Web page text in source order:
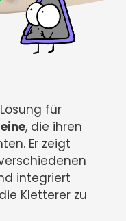
Lösung für
, die ihren
Er zeigt
integriert
Kletterer zu